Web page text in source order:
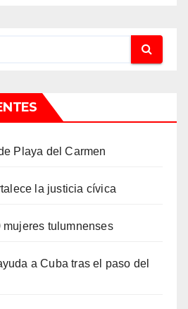
Playa del Carmen
la justicia cívica
tulumnenses
a Cuba tras el paso del